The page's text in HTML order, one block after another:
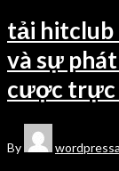
tải hitclub
và sự
cược trực
By